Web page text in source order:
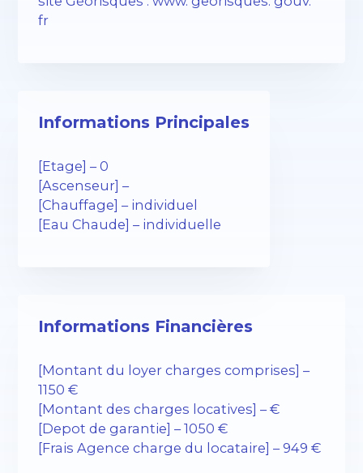
fr
Informations Principales
[Etage] – 0
[Ascenseur] –
[Chauffage] – individuel
[Eau Chaude] – individuelle
Informations Financières
[Montant du loyer charges comprises] –
1150 €
[Montant des charges locatives] – €
[Depot de garantie] – 1050 €
[Frais Agence charge du locataire] – 949 €